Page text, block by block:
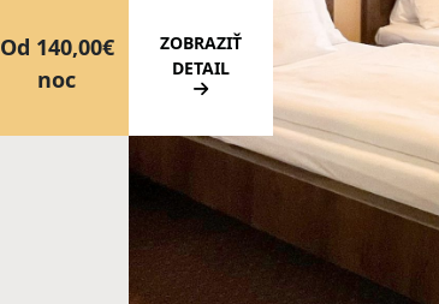
Od 140,00€
noc
ZOBRAZIŤ
DETAIL